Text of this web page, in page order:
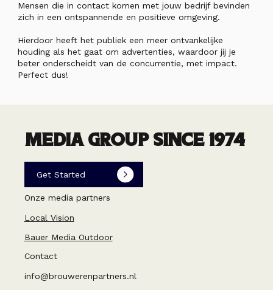
Mensen die in contact komen met jouw bedrijf bevinden
zich in een ontspannende en positieve omgeving.
Hierdoor heeft het publiek een meer ontvankelijke
houding als het gaat om advertenties, waardoor jij je
beter onderscheidt van de concurrentie, met impact.
Perfect dus!
MEDIA GROUP SINCE 1974
Get Started
Onze media partners
Local Vision
Bauer Media Outdoor
Contact
info@brouwerenpartners.nl